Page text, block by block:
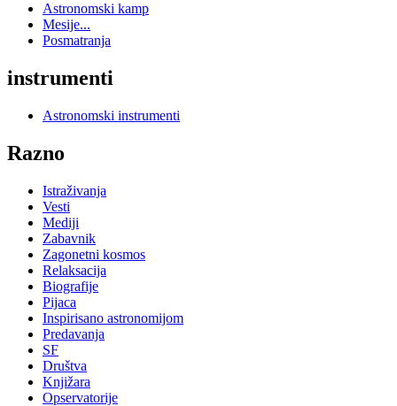
Astronomski kamp
Mesije...
Posmatranja
instrumenti
Astronomski instrumenti
Razno
Istraživanja
Vesti
Mediji
Zabavnik
Zagonetni kosmos
Relaksacija
Biografije
Pijaca
Inspirisano astronomijom
Predavanja
SF
Društva
Knjižara
Opservatorije